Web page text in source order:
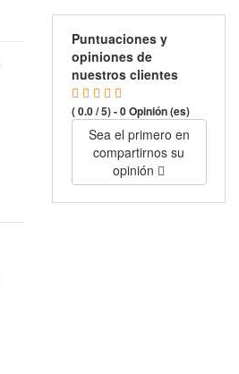
Puntuaciones y
opiniones de
nuestros clientes
( 0.0 / 5) - 0 Opinión (es)
Sea el primero en
compartirnos su
opinión